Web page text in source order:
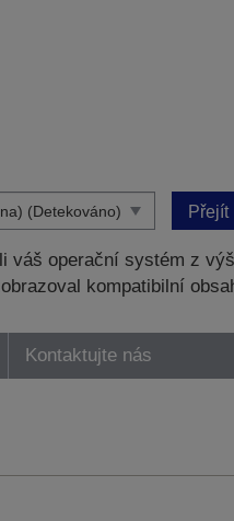
Přejít
váš operační systém z
kompatibilní
Kontaktujte nás